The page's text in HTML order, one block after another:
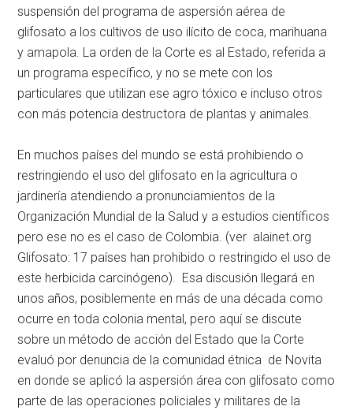
suspensión del programa de aspersión aérea de
glifosato a los cultivos de uso ilícito de coca, marihuana
y amapola. La orden de la Corte es al Estado, referida a
un programa específico, y no se mete con los
particulares que utilizan ese agro tóxico e incluso otros
con más potencia destructora de plantas y animales.
En muchos países del mundo se está prohibiendo o
restringiendo el uso del glifosato en la agricultura o
jardinería atendiendo a pronunciamientos de la
Organización Mundial de la Salud y a estudios científicos
pero ese no es el caso de Colombia. (ver alainet.org
Glifosato: 17 países han prohibido o restringido el uso de
este herbicida carcinógeno). Esa discusión llegará en
unos años, posiblemente en más de una década como
ocurre en toda colonia mental, pero aquí se discute
sobre un método de acción del Estado que la Corte
evaluó por denuncia de la comunidad étnica de Novita
en donde se aplicó la aspersión área con glifosato como
parte de las operaciones policiales y militares de la